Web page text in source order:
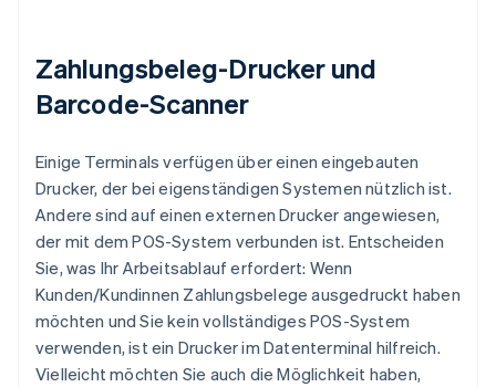
Zahlungsbeleg-Drucker und
Barcode-Scanner
Einige Terminals verfügen über einen eingebauten
Drucker, der bei eigenständigen Systemen nützlich ist.
Andere sind auf einen externen Drucker angewiesen,
der mit dem POS-System verbunden ist. Entscheiden
Sie, was Ihr Arbeitsablauf erfordert: Wenn
Kunden/Kundinnen Zahlungsbelege ausgedruckt haben
möchten und Sie kein vollständiges POS-System
verwenden, ist ein Drucker im Datenterminal hilfreich.
Vielleicht möchten Sie auch die Möglichkeit haben,